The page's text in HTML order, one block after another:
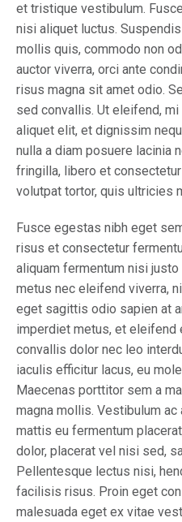
et tristique vestibulum.
nisi aliquet luctus.
mollis quis, commodo non
auctor viverra, orci ante
risus magna sit amet odio.
sed convallis. Ut eleifend,
aliquet elit, et dignissim
nulla a diam posuere lacinia
fringilla, libero et
volutpat tortor, quis ultricies
Fusce egestas nibh eget
risus et consectetur
aliquam fermentum nisi
metus nec eleifend viverra,
eget sagittis odio sapien at
imperdiet metus, et eleifend
convallis dolor nec leo
iaculis efficitur lacus, eu
Maecenas porttitor sem a
magna mollis. Vestibulum
mattis eu fermentum
dolor, placerat vel nisi sed,
Pellentesque lectus nisi,
facilisis risus. Proin eget
malesuada eget ex vitae